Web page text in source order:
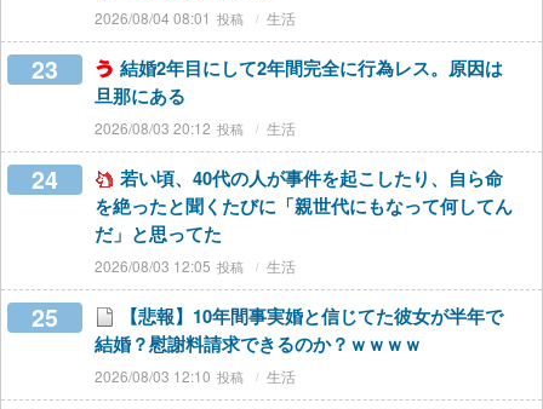
2026/08/04 08:01 生活
23
結婚2年目にして2年間完全に行為レス。原因は
旦那にある
2026/08/03 20:12 生活
24
若い頃、40代の人が事件を起こしたり、自ら命
を絶ったと聞くたびに「親世代にもなって何してん
だ」と思ってた
2026/08/03 12:05 生活
25
【悲報】10年間事実婚と信じてた彼女が半年で
結婚？慰謝料請求できるのか？ｗｗｗｗ
2026/08/03 12:10 生活